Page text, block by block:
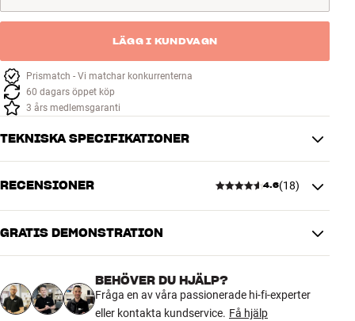
LÄGG I KUNDVAGN
Prismatch - Vi matchar konkurrenterna
60 dagars öppet köp
3 års medlemsgaranti
TEKNISKA SPECIFIKATIONER
PRODUKTINFORMATION
Kabellängd (m) 1
DIMENSIONER OCH DESIGN
Grön
Modell / Variant
1 Meter
Vikt (kg)
0,14
RECENSIONER 4.6(18)
4.6
18 recensioner
GRATIS DEMONSTRATION
BEHÖVER DU HJÄLP?
Fråga en av våra passionerade hi-fi-experter
eller kontakta kundservice. Få hjälp